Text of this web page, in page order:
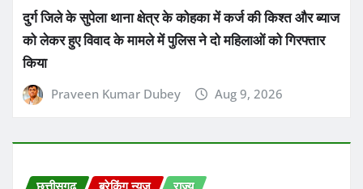
दुर्ग जिले के सुपेला थाना क्षेत्र के कोहका में कर्ज की किश्त और ब्याज
को लेकर हुए विवाद के मामले में पुलिस ने दो महिलाओं को गिरफ्तार
किया
Praveen Kumar Dubey Aug 9, 2026